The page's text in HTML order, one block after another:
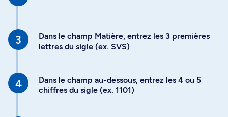
Dans le champ Matière, entrez les 3 premières
lettres du sigle (ex. SVS)
Dans le champ au-dessous, entrez les 4 ou 5
chiffres du sigle (ex. 1101)